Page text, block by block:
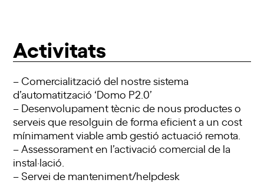
Activitats
– Comercialització del nostre sistema
d’automatització ‘Domo P2.0’
– Desenvolupament tècnic de nous productes o
serveis que resolguin de forma eficient a un cost
mínimament viable amb gestió actuació remota.
– Assessorament en l’activació comercial de la
instal·lació.
– Servei de manteniment/helpdesk